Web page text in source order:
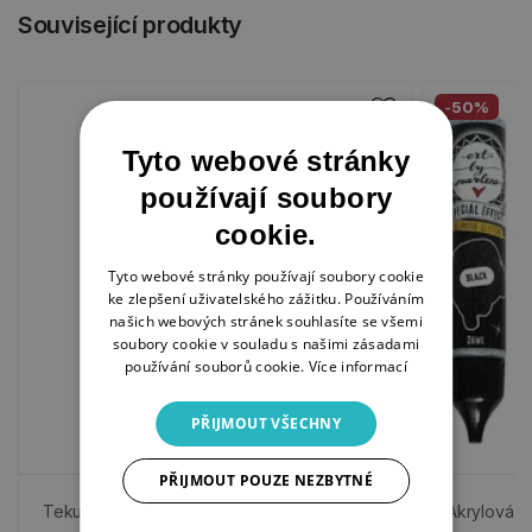
Související produkty
Tekuté lepidlo "Art by Marlene", 28 ml
-50%
Akrylová
Tyto webové stránky
používají soubory
cookie.
Tyto webové stránky používají soubory cookie
ke zlepšení uživatelského zážitku. Používáním
našich webových stránek souhlasíte se všemi
soubory cookie v souladu s našimi zásadami
používání souborů cookie. Více informací
PŘIJMOUT VŠECHNY
PŘIJMOUT POUZE NEZBYTNÉ